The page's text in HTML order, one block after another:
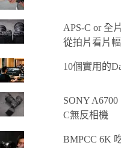
APS-C or 全
從拍片看片
10個實用的
SONY
C無反相機
BMPCC 6K